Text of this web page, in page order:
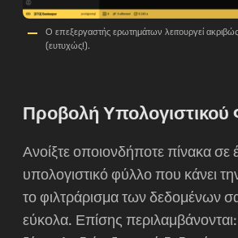
Ο επεξεργαστής ερωτημάτων λειτουργεί
(ευτυχώς!).
Προβολή Υπολογιστικού
Ανοίξτε οποιονδήποτε πίνακα σε
υπολογιστικό φύλλο που κάνει
το φιλτράρισμα των δεδομένων
εύκολα. Επίσης περιλαμβάνονται: